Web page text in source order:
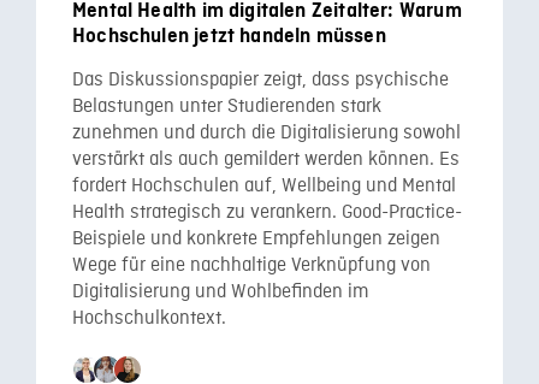
Mental Health im digitalen Zeitalter: Warum
Hochschulen jetzt handeln müssen
Das Diskussionspapier zeigt, dass psychische
Belastungen unter Studierenden stark
zunehmen und durch die Digitalisierung sowohl
verstärkt als auch gemildert werden können. Es
fordert Hochschulen auf, Wellbeing und Mental
Health strategisch zu verankern. Good-Practice-
Beispiele und konkrete Empfehlungen zeigen
Wege für eine nachhaltige Verknüpfung von
Digitalisierung und Wohlbefinden im
Hochschulkontext.